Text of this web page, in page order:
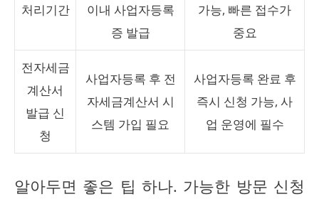
처리기간
이내 사업자등록
증 발급
가능, 빠른 접수가
중요
전자세금
계산서
발급 신
청
사업자등록 후 전
자세금계산서 시
스템 가입 필요
사업자등록 완료 후
즉시 신청 가능, 사
업 운영에 필수
알아두면 좋은 팁 하나. 가능한 방문 신청